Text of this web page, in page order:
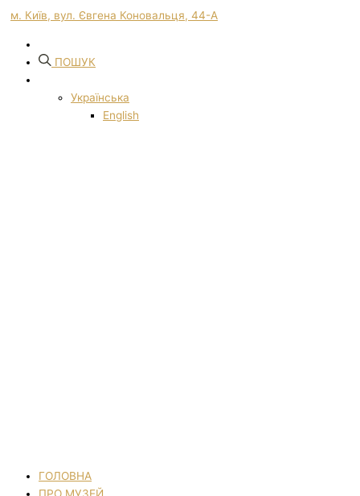
м. Київ, вул. Євгена Коновальця, 44-А
ПОШУК
Українська
English
ГОЛОВНА